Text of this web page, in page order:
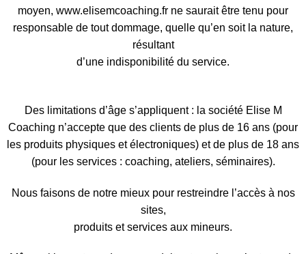
moyen, www.elisemcoaching.fr ne saurait être tenu pour
responsable de tout dommage, quelle qu’en soit la nature,
résultant
d’une indisponibilité du service.
Des limitations d’âge s’appliquent : la société Elise M
Coaching n’accepte que des clients de plus de 16 ans (pour
les produits physiques et électroniques) et de plus de 18 ans
(pour les services : coaching, ateliers, séminaires).
Nous faisons de notre mieux pour restreindre l’accès à nos
sites,
produits et services aux mineurs.